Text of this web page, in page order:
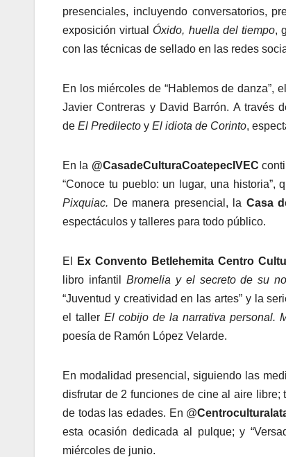
presenciales, incluyendo conversatorios,
exposición virtual Óxido, huella del tiempo,
con las técnicas de sellado en las redes
En los miércoles de “Hablemos de danza”,
Javier Contreras y David Barrón. A través
de El Predilecto y El idiota de Corinto,
En la @CasadeCulturaCoatepecIVEC
“Conoce tu pueblo: un lugar, una
Pixquiac. De manera presencial, la Casa
espectáculos y talleres para todo público.
El Ex Convento Betlehemita Centro
libro infantil Bromelia y el secreto de su
“Juventud y creatividad en las artes” y la
el taller El cobijo de la narrativa personal.
poesía de Ramón López Velarde.
En modalidad presencial, siguiendo las
disfrutar de 2 funciones de cine al aire
de todas las edades. En @
esta ocasión dedicada al pulque; y
miércoles de junio.